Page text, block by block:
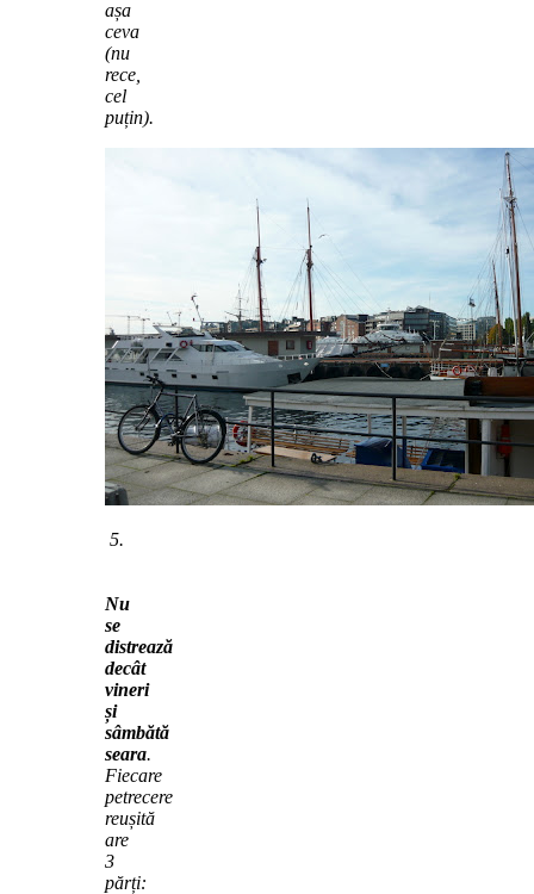
așa
ceva
(nu
rece,
cel
puțin).
5.
Nu
se
distrează
decât
vineri
și
sâmbătă
seara.
Fiecare
petrecere
reușită
are
3
părți: